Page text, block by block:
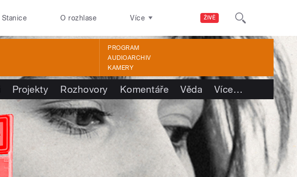
ŽIVĚ
Stanice O rozhlase Více
PROGRAM
AUDIOARCHIV
KAMERY
Projekty Rozhovory Komentáře Věda Více…